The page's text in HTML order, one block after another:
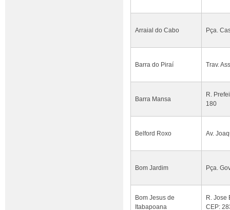
Arraial do Cabo Pça.
Barra do Piraí Trav.
Barra Mansa
R.
180
Belford Roxo Av.
Bom Jardim Pça.
Bom Jesus de
Itabapoana
R. Jose
CEP: